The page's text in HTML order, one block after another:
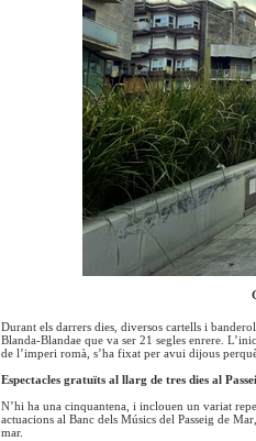
Durant els darrers dies, diversos cartells i
Blanda-Blandae que va ser 21 segles enrere.
de l’imperi romà, s’ha fixat per avui dijous
Espectacles gratuïts al llarg de tres dies al
N’hi ha una cinquantena, i inclouen un variat
actuacions al Banc dels Músics del Passeig de
mar.